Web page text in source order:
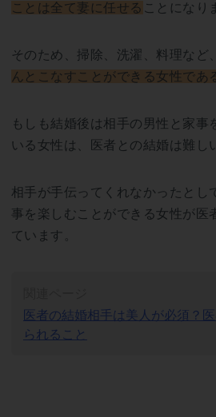
ことは全て妻に任せる ことになり
そのため、掃除、洗濯、料理など、
んとこなすことができる女性であ
もしも結婚後は相手の男性と家事
いる女性は、医者との結婚は難し
相手が手伝ってくれなかったとし
事を楽しむことができる女性が医
ています。
医者の結婚相手は美人が必須？
られること